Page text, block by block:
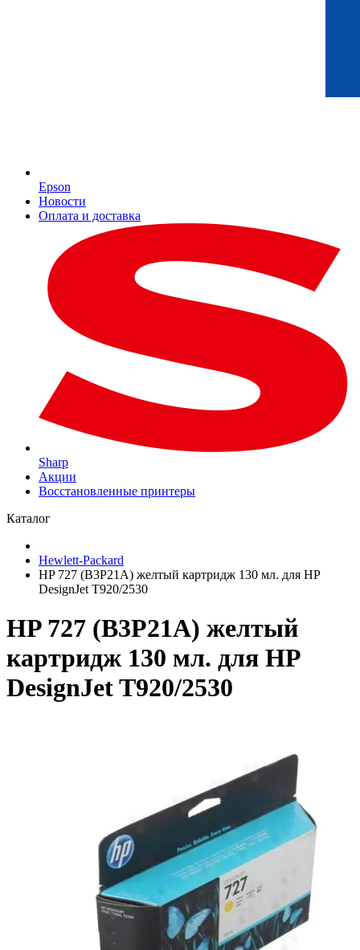
Epson
Новости
Оплата и доставка
Sharp
Акции
Восстановленные принтеры
Каталог
Hewlett-Packard
HP 727 (B3P21A) желтый картридж 130 мл. для HP
DesignJet T920/2530
HP 727 (B3P21A) желтый
картридж 130 мл. для HP
DesignJet T920/2530